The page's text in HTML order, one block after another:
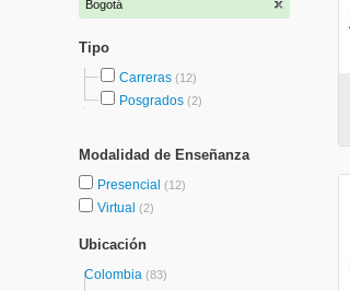
Bogotá
Tipo
Carreras (12)
Posgrados (2)
Modalidad de Enseñanza
Presencial (12)
Virtual (2)
Ubicación
Colombia (83)